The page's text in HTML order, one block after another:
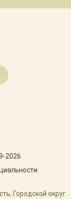
2026
Городской округ